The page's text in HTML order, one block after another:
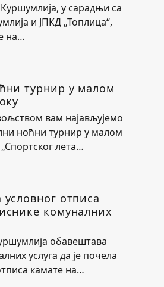
у сарадњи са
и ЈПКД „Топлица“,
на…
турнир у малом
вам најављујемо
ноћни турнир у малом
лета…
отписа
комуналних
обавештава
услуга да је почела
камате на…